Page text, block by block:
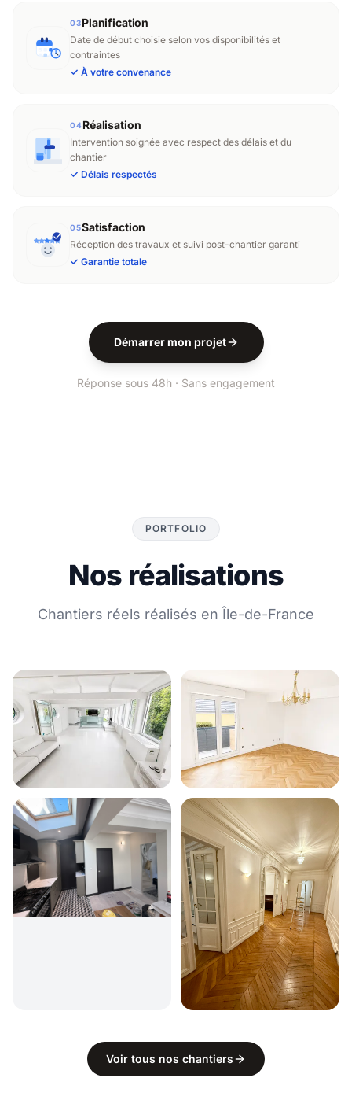
03Planification
Date de début choisie selon vos disponibilités et
contraintes
✓ À votre convenance
04Réalisation
Intervention soignée avec respect des délais et du
chantier
✓ Délais respectés
05Satisfaction
Réception des travaux et suivi post-chantier garanti
✓ Garantie totale
Démarrer mon projet
Réponse sous 48h · Sans engagement
PORTFOLIO
Nos réalisations
Chantiers réels réalisés en Île-de-France
Voir tous nos chantiers